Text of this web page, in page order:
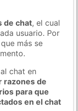
de chat, el cual
usuario. Por
más se
chat en
razones de
para que
en el chat